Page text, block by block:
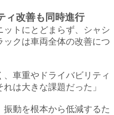
ィ改善も同時進行
トにとどまらず、シャシ
クは車両全体の改善につ
、車重やドライバビリティ
は大きな課題だった」
振動を根本から低減するた